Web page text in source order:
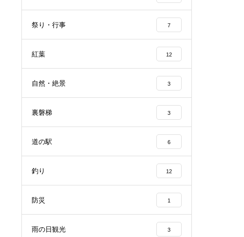
祭り・行事 7
紅葉 12
自然・絶景 3
裏磐梯 3
道の駅 6
釣り 12
防災 1
雨の日観光 3